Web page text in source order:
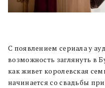
С появлением сериала у
возможность заглянуть в
как живет королевская
начинается со свадьбы